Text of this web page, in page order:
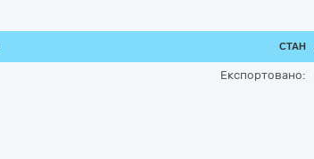
СТАН
Експортовано: